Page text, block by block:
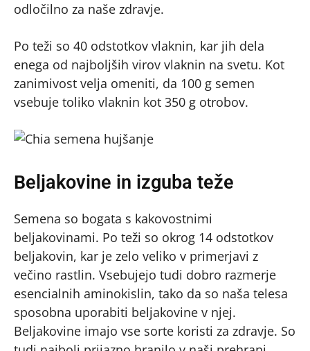
odločilno za naše zdravje.
Po teži so 40 odstotkov vlaknin, kar jih dela
enega od najboljših virov vlaknin na svetu. Kot
zanimivost velja omeniti, da 100 g semen
vsebuje toliko vlaknin kot 350 g otrobov.
Beljakovine in izguba teže
Semena so bogata s kakovostnimi
beljakovinami. Po teži so okrog 14 odstotkov
beljakovin, kar je zelo veliko v primerjavi z
večino rastlin. Vsebujejo tudi dobro razmerje
esencialnih aminokislin, tako da so naša telesa
sposobna uporabiti beljakovine v njej.
Beljakovine imajo vse sorte koristi za zdravje. So